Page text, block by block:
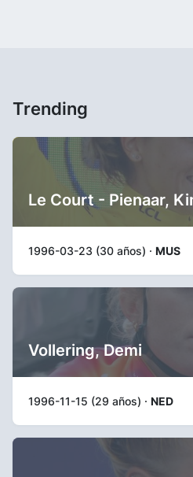
Trending
Le Court - Pienaar,
1996-03-23 (30 años) · MUS
Vollering, Demi
1996-11-15 (29 años) · NED